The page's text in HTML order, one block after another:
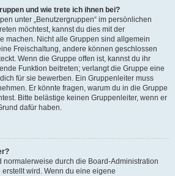
und wie trete ich ihnen bei?
unter „Benutzergruppen“ im persönlichen
möchtest, kannst du dies mit der
machen. Nicht alle Gruppen sind allgemein
Freischaltung, andere können geschlossen
Wenn die Gruppe offen ist, kannst du ihr
Funktion beitreten; verlangt die Gruppe eine
für sie bewerben. Ein Gruppenleiter muss
Er könnte fragen, warum du in die Gruppe
Bitte belästige keinen Gruppenleiter, wenn er
dafür haben.
normalerweise durch die Board-Administration
wird. Wenn du eine eigene